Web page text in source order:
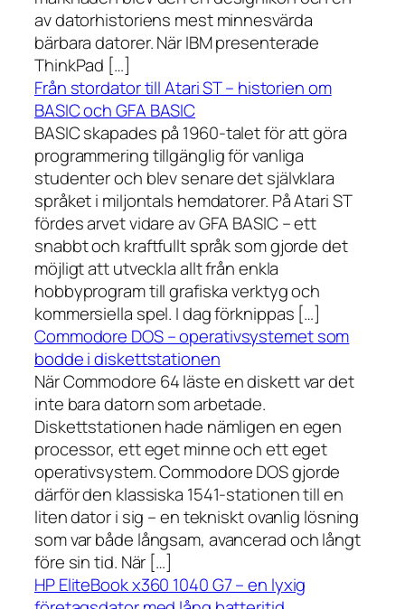
av datorhistoriens mest minnesvärda
bärbara datorer. När IBM presenterade
ThinkPad […]
Från stordator till Atari ST – historien om
BASIC och GFA BASIC
BASIC skapades på 1960-talet för att göra
programmering tillgänglig för vanliga
studenter och blev senare det självklara
språket i miljontals hemdatorer. På Atari ST
fördes arvet vidare av GFA BASIC – ett
snabbt och kraftfullt språk som gjorde det
möjligt att utveckla allt från enkla
hobbyprogram till grafiska verktyg och
kommersiella spel. I dag förknippas […]
Commodore DOS – operativsystemet som
bodde i diskettstationen
När Commodore 64 läste en diskett var det
inte bara datorn som arbetade.
Diskettstationen hade nämligen en egen
processor, ett eget minne och ett eget
operativsystem. Commodore DOS gjorde
därför den klassiska 1541-stationen till en
liten dator i sig – en tekniskt ovanlig lösning
som var både långsam, avancerad och långt
före sin tid. När […]
HP EliteBook x360 1040 G7 – en lyxig